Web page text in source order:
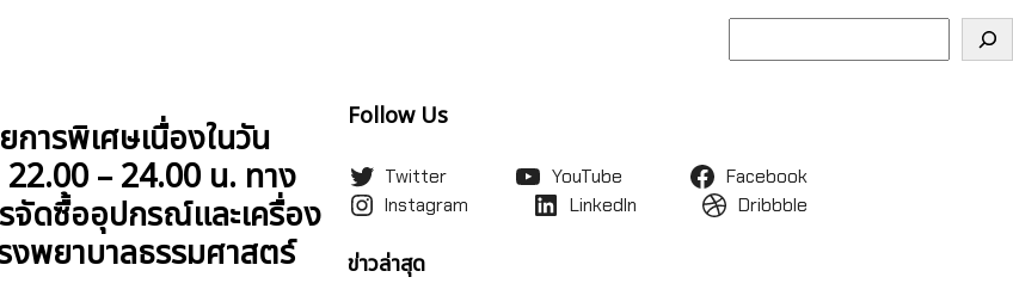
ารพิเศษเนื่องในวัน
22.00 – 24.00 น. ทาง
จัดซื้ออุปกรณ์และเครื่อง
พยาบาลธรรมศาสตร์
Follow Us
Twitter YouTube
Facebook
Instagram
LinkedIn Dribbble
ข่าวล่าสุด